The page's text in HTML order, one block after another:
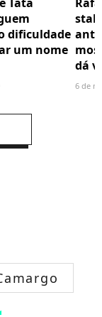
Tatá
dificuldade
um nome
dá
6 de